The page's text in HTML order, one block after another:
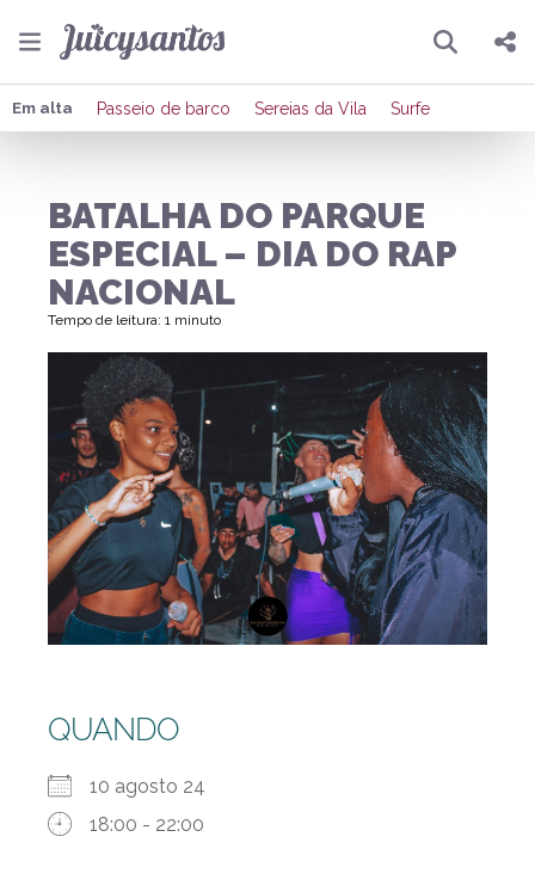
Pesquisar
Compartilhar
Enviar por Whatsapp
Em alta Passeio de barco Sereias da Vila Surfe
BATALHA DO PARQUE
ESPECIAL – DIA DO RAP
NACIONAL
Tempo de leitura: 1 minuto
QUANDO
10 agosto 24
18:00 - 22:00